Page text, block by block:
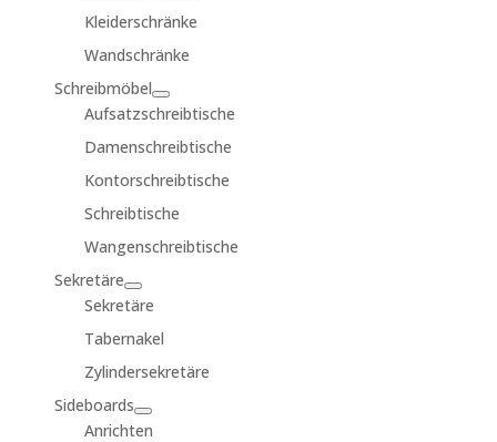
Kleiderschränke
Wandschränke
Schreibmöbel
Aufsatzschreibtische
Damenschreibtische
Kontorschreibtische
Schreibtische
Wangenschreibtische
Sekretäre
Sekretäre
Tabernakel
Zylindersekretäre
Sideboards
Anrichten